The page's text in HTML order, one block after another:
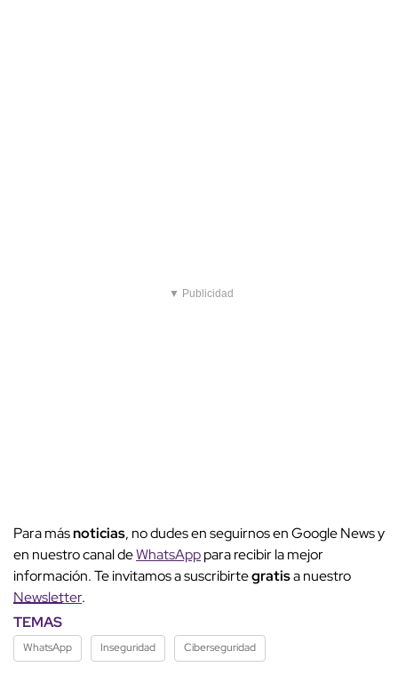
▼ Publicidad
Para másnoticias, no dudes en seguirnos en Google News y
en nuestro canal deWhatsApppara recibir la mejor
información. Te invitamos a suscribirtegratisa nuestro
Newsletter.
TEMAS
WhatsApp Inseguridad Ciberseguridad